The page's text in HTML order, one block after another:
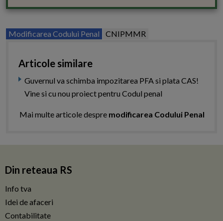
Modificarea Codului Penal CNIPMMR
Articole similare
Guvernul va schimba impozitarea PFA si plata CAS!
Vine si cu nou proiect pentru Codul penal
Mai multe articole despre modificarea Codului Penal
Din reteaua RS
Info tva
Idei de afaceri
Contabilitate